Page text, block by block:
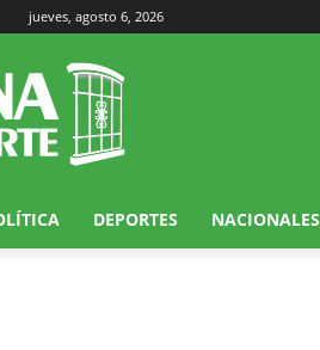
jueves, agosto 6, 2026
DEPORTES NACIONALES